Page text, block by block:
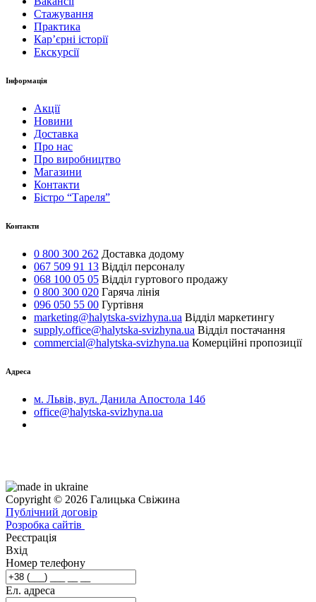
Стажування
Практика
Карʼєрні історії
Екскурсії
Інформація
Акції
Новини
Доставка
Про нас
Про виробництво
Магазини
Контакти
Бістро “Тареля”
Контакти
0 800 300 262 Доставка додому
067 509 91 13 Відділ персоналу
068 100 05 05 Відділ гуртового продажу
0 800 300 020 Гаряча лінія
096 050 55 00 Гуртівня
marketing@halytska-svizhyna.ua Відділ маркетингу
supply.office@halytska-svizhyna.ua Відділ постачання
commercial@halytska-svizhyna.ua Комерційні пропозиції
Адреса
м. Львів, вул. Данила Апостола 14б
office@halytska-svizhyna.ua
Copyright © 2026 Галицька Свіжина
Публічний договір
Розробка сайтів
Реєстрація
Вхід
Номер телефону
Ел. адреса